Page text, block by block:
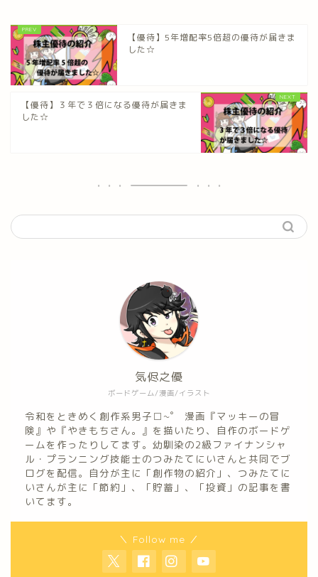
【優待】5年増配率5倍超の優待が届きま
した☆
【優待】３年で３倍になる優待が届きま
した☆
ボードゲーム/漫画/イラスト
気侭之優
令和をときめく創作系男子□~゜ 漫画『マッキーの冒
険』や『やきもちさん。』を描いたり、自作のボードゲ
ームを作ったりしてます。幼馴染の2級ファイナンシャ
ル・プランニング技能士のつみたてにいさんと共同でブ
ログを配信。自分が主に「創作物の紹介」、つみたてに
いさんが主に「節約」、「貯蓄」、「投資」の記事を書
いてます。
＼ Follow me ／